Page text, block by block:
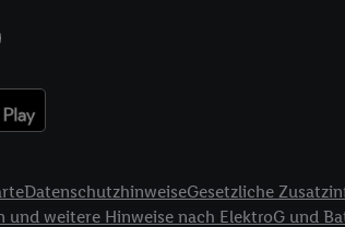
DatenschutzhinweiseGesetzliche
und weitere Hinweise nach ElektroG und
Einsatzes des IAB TCF für Werbung und
aus unterschiedlichen Quellen,
übermittelter Informationen,
Werbung. Speichern von oder